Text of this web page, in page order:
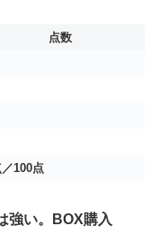
点数
100点
強い。BOX購入